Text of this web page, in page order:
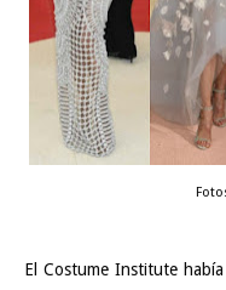
El Costume Institute